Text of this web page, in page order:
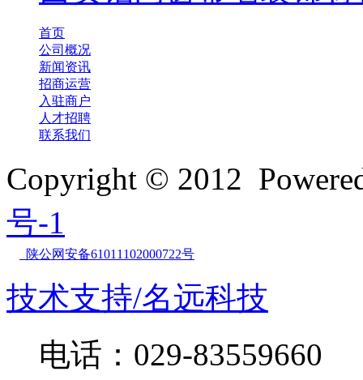
首页
公司概况
新闻资讯
招商运营
入驻商户
人才招聘
联系我们
Copyright © 2012
号-1
陕公网安备61011102000722号
技术支持/名远科技
电话：029-83559660